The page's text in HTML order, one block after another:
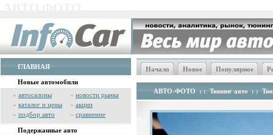
ГЛАВНАЯ
Новые автомобили
» автосалоны » новости рынка
» каталог и цены » акции
» подбор авто » сравнение
Подержанные авто
Начало Новое Популярное
АВТО-ФОТО : : Тюнинг авто : :